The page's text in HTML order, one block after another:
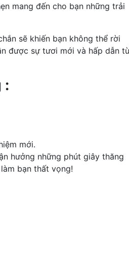
mang đến cho bạn những trải
sẽ khiến bạn không thể rời
được sự tươi mới và hấp dẫn
:
mới.
hưởng những phút giây thăng
bạn thất vọng!